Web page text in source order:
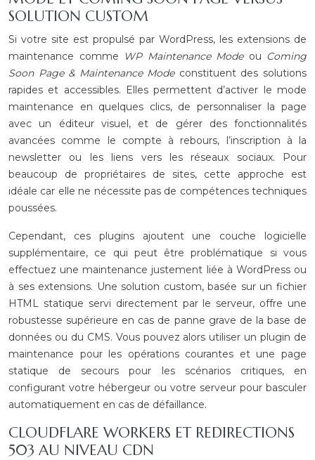
SOLUTION CUSTOM
Si votre site est propulsé par WordPress, les extensions de
maintenance comme
WP Maintenance Modeou Coming
Soon Page & Maintenance Modeconstituent des solutions
rapides et accessibles. Elles permettent d’activer le mode
maintenance en quelques clics, de personnaliser la page
avec un éditeur visuel, et de gérer des fonctionnalités
avancées comme le compte à rebours, l’inscription à la
newsletter ou les liens vers les réseaux sociaux. Pour
beaucoup de propriétaires de sites, cette approche est
idéale car elle ne nécessite pas de compétences techniques
poussées.
Cependant, ces plugins ajoutent une couche logicielle
supplémentaire, ce qui peut être problématique si vous
effectuez une maintenance justement liée à WordPress ou
à ses extensions. Une solution custom, basée sur un fichier
HTML statique servi directement par le serveur, offre une
robustesse supérieure en cas de panne grave de la base de
données ou du CMS. Vous pouvez alors utiliser un plugin de
maintenance pour les opérations courantes et une page
statique de secours pour les scénarios critiques, en
configurant votre hébergeur ou votre serveur pour basculer
automatiquement en cas de défaillance.
CLOUDFLARE WORKERS ET REDIRECTIONS
503 AU NIVEAU CDN